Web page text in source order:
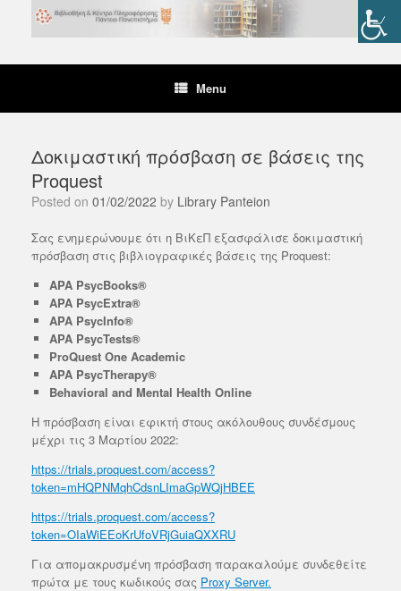
content
Menu
Δοκιμαστική πρόσβαση σε βάσεις της
Proquest
Posted on 01/02/2022 by Library Panteion
Σας ενημερώνουμε ότι η ΒιΚεΠ εξασφάλισε δοκιμαστική
πρόσβαση στις βιβλιογραφικές βάσεις της Proquest:
APA PsycBooks®
APA PsycExtra®
APA PsycInfo®
APA PsycTests®
ProQuest One Academic
APA PsycTherapy®
Behavioral and Mental Health Online
Η πρόσβαση είναι εφικτή στους ακόλουθους συνδέσμους
μέχρι τις 3 Μαρτίου 2022:
https://trials.proquest.com/access?
token=mHQPNMqhCdsnLImaGpWQjHBEE
https://trials.proquest.com/access?
token=OIaWiEEoKrUfoVRjGuiaQXXRU
Για απομακρυσμένη πρόσβαση παρακαλούμε συνδεθείτε
πρώτα με τους κωδικούς σας Proxy Server.